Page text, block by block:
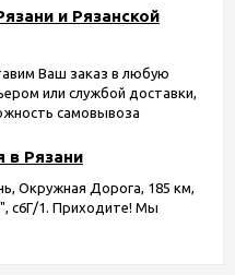
и Рязанской
Ваш заказ в любую
или службой доставки,
самовывоза
в Рязани
Окружная Дорога, 185 км,
с6Г/1. Приходите! Мы